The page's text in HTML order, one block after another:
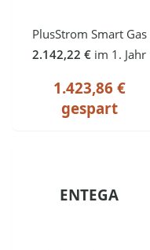
PlusStrom Smart Gas
2.142,22 € im 1. Jahr
1.423,86 €
gespart
ENTEGA